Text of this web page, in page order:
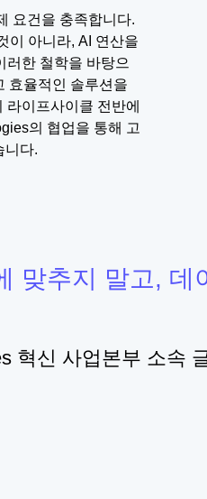
요건을 충족합니다.
이 아니라, AI 연산을
러한 철학을 바탕으
효율적인 솔루션을
이프사이클 전반에
의 협업을 통해 고
니다.
맞추지 말고,
혁신 사업본부 소속